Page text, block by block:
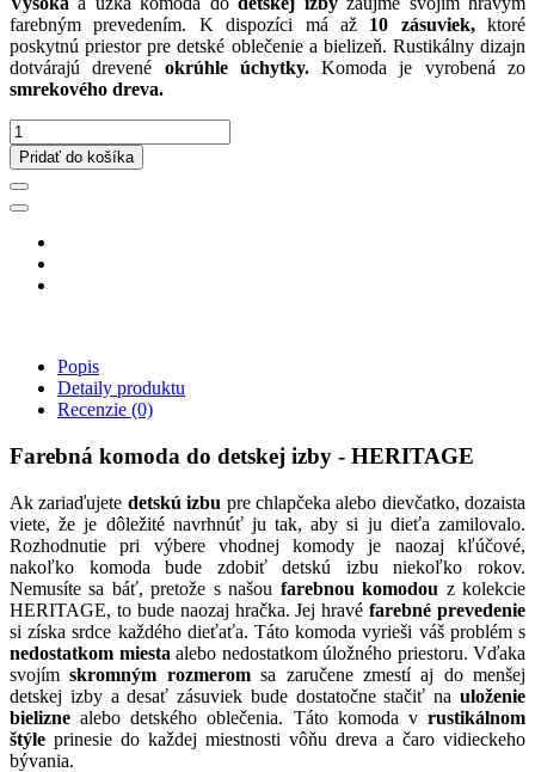
farebným prevedením. K dispozíci má až 10 zásuviek,ktoré
poskytnú priestor pre detské oblečenie a bielizeň. Rustikálny dizajn
dotvárajú drevené okrúhle úchytky.Komoda je vyrobená zo
smrekového dreva.
Pridať do košíka
Popis
Detaily produktu
Recenzie (0)
Farebná komoda do detskej izby - HERITAGE
Ak zariaďujete detskú izbu pre chlapčeka alebo dievčatko, dozaista
viete, že je dôležité navrhnúť ju tak, aby si ju dieťa zamilovalo.
Rozhodnutie pri výbere vhodnej komody je naozaj kľúčové,
nakoľko komoda bude zdobiť detskú izbu niekoľko rokov.
Nemusíte sa báť, pretože s našou farebnou komodou z kolekcie
HERITAGE, to bude naozaj hračka. Jej hravéfarebné prevedenie
si získa srdce každého dieťaťa. Táto komoda vyrieši váš problém s
nedostatkom miesta alebo nedostatkom úložného priestoru. Vďaka
svojímskromným rozmeromsa zaručene zmestí aj do menšej
detskej izby a desať zásuviek bude dostatočne stačiť na uloženie
bielizne alebo detského oblečenia. Táto komoda v rustikálnom
štýle prinesie do každej miestnosti vôňu dreva a čaro vidieckeho
bývania.